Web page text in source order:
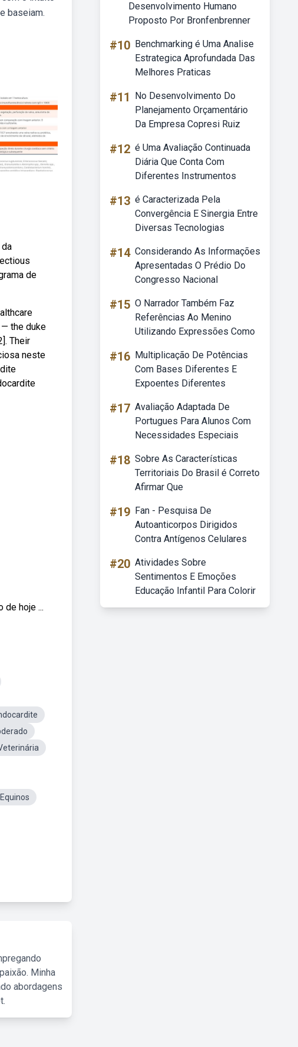
baseiam.
de
the duke
Their
neste
de hoje ...
Minha
abordagens
Desenvolvimento Humano
Proposto Por Bronfenbrenner
#10 Benchmarking é Uma Analise
Estrategica Aprofundada Das
Melhores Praticas
#11
No Desenvolvimento Do
Planejamento Orçamentário
Da Empresa Copresi Ruiz
#12 é Uma Avaliação Continuada
Diária Que Conta Com
Diferentes Instrumentos
#13 é Caracterizada Pela
Convergência E Sinergia Entre
Diversas Tecnologias
#14 Considerando As Informações
Apresentadas O Prédio Do
Congresso Nacional
#15 O Narrador Também Faz
Referências Ao Menino
Utilizando Expressões Como
#16 Multiplicação De Potências
Com Bases Diferentes E
Expoentes Diferentes
#17 Avaliação Adaptada De
Portugues Para Alunos Com
Necessidades Especiais
#18 Sobre As Características
Territoriais Do Brasil é Correto
Afirmar Que
#19 Fan - Pesquisa De
Autoanticorpos Dirigidos
Contra Antígenos Celulares
#20 Atividades Sobre
Sentimentos E Emoções
Educação Infantil Para Colorir